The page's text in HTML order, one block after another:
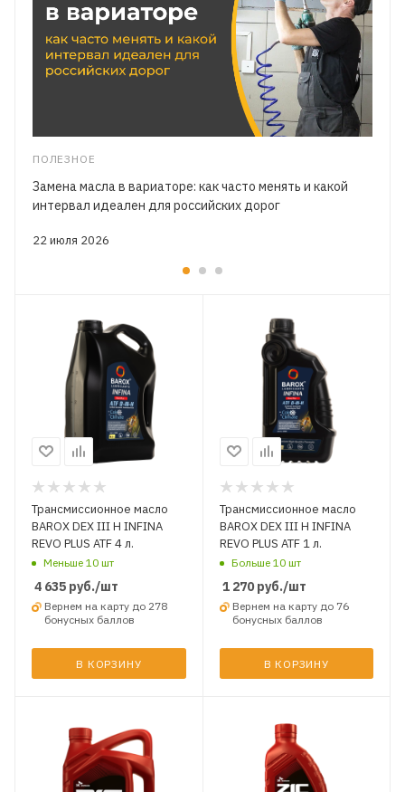
ПОЛЕЗНОЕ
22 июля 2026
Замена масла в вариаторе: как часто менять и какой
интервал идеален для российских дорог
Трансмиссионное масло
BAROX DEX III H INFINA
REVO PLUS ATF 4 л.
Меньше 10 шт
4 635 руб./шт
Вернем на карту до 278
бонусных баллов
В КОРЗИНУ
Трансмиссионное масло
BAROX DEX III H INFINA
REVO PLUS ATF 1 л.
Больше 10 шт
1 270руб./шт
Вернем на карту до 76
бонусных баллов
В КОРЗИНУ